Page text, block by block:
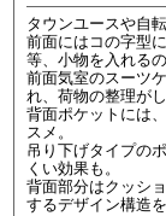
タウンユースや自
前面にはコの字型
等、小物を入れる
前面気室のスーツ
れ、荷物の整理が
背面ポケットには
スメ。
吊り下げタイプの
くい効果も。
背面部分はクッシ
するデザイン構造